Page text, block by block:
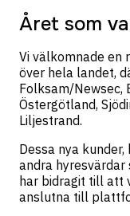
Året som
Vi välkomnade en
över hela landet,
Folksam/Newsec,
Östergötland,
Liljestrand.
Dessa nya
andra hyresvärdar
har bidragit till att
anslutna till